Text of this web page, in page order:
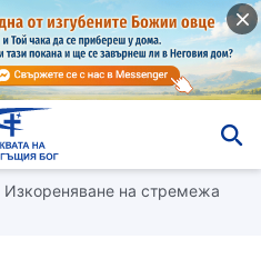
Изкореняване на стремежа